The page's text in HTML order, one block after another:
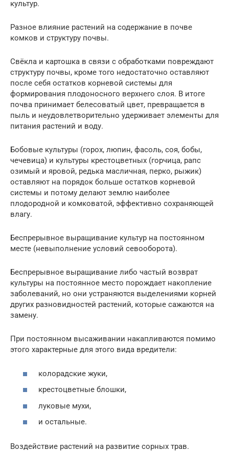
культур.
Разное влияние растений на содержание в почве
комков и структуру почвы.
Свёкла и картошка в связи с обработками повреждают
структуру почвы, кроме того недостаточно оставляют
после себя остатков корневой системы для
формирования плодоносного верхнего слоя. В итоге
почва принимает белесоватый цвет, превращается в
пыль и неудовлетворительно удерживает элементы для
питания растений и воду.
Бобовые культуры (горох, люпин, фасоль, соя, бобы,
чечевица) и культуры крестоцветных (горчица, рапс
озимый и яровой, редька масличная, перко, рыжик)
оставляют на порядок больше остатков корневой
системы и потому делают землю наиболее
плодородной и комковатой, эффективно сохраняющей
влагу.
Беспрерывное выращивание культур на постоянном
месте (невыполнение условий севооборота).
Беспрерывное выращивание либо частый возврат
культуры на постоянное место порождает накопление
заболеваний, но они устраняются выделениями корней
других разновидностей растений, которые сажаются на
замену.
При постоянном высаживании накапливаются помимо
этого характерные для этого вида вредители:
колорадские жуки,
крестоцветные блошки,
луковые мухи,
и остальные.
Воздействие растений на развитие сорных трав.